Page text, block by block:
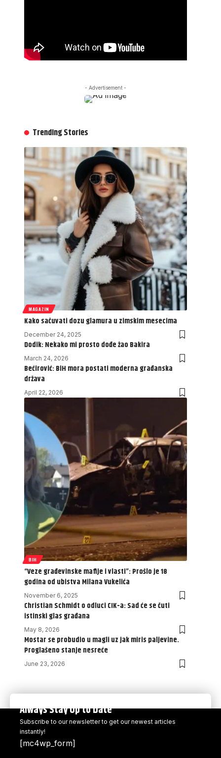
- Advertisement -
Trending Stories
MAGAZIN
Kako sačuvati dozu glamura u zimskim mesecima
December 24, 2025
Dodik: Nekako mi prosto dođe žao Bakira
March 24, 2026
Bećirović: BiH mora postati moderna građanska
država
April 22, 2026
BIH
“Veze građevinske mafije i vlasti”: Prošlo je 18
godina od ubistva Milana Vukelića
November 6, 2025
Christian Schmidt o odluci CIK-a: Sad će se čuti
istinski glas građana
May 8, 2026
Mostar se probudio u magli uz jak miris paljevine.
Proglašeno stanje nesreće
June 23, 2026
Always Stay Up to Date
Subscribe to our newsletter to get our newest articles
instantly!
[mc4wp_form]